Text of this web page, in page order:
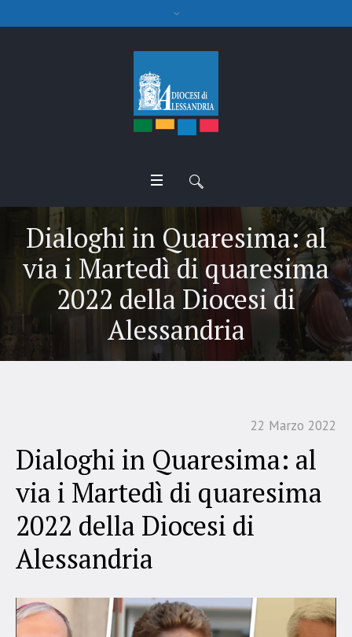
Dialoghi in Quaresima: al
via i Martedì di quaresima
2022 della Diocesi di
Alessandria
22 Marzo 2022
Dialoghi in Quaresima: al
via i Martedì di quaresima
2022 della Diocesi di
Alessandria